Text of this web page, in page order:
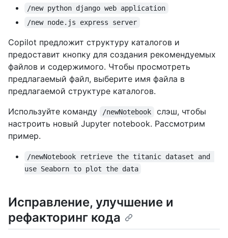
/new python django web application
/new node.js express server
Copilot предложит структуру каталогов и
предоставит кнопку для создания рекомендуемых
файлов и содержимого. Чтобы просмотреть
предлагаемый файл, выберите имя файла в
предлагаемой структуре каталогов.
Используйте команду
/newNotebook
слэш, чтобы
настроить новый Jupyter notebook. Рассмотрим
пример.
/newNotebook retrieve the titanic dataset and
use Seaborn to plot the data
Исправление, улучшение и
рефакторинг кода